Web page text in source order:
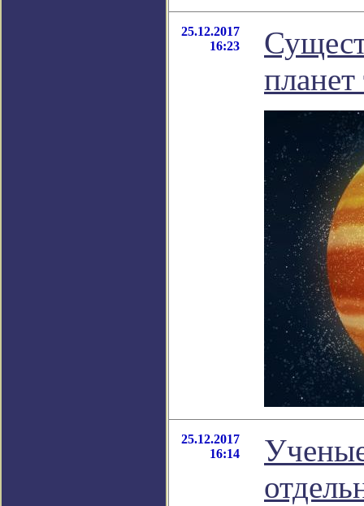
25.12.2017
16:23
25.12.2017
16:14